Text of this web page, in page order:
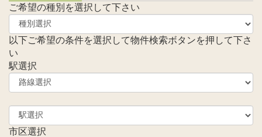
ご希望の種別を選択して下さい
以下ご希望の条件を選択して物件検索ボタンを押して下さ
い
駅選択
市区選択